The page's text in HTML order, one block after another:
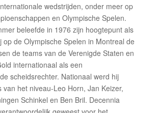
wedstrijden, onder meer op
en Olympische Spelen.
beleefde in 1976 zijn hoogtepunt als
op de Olympische Spelen in Montreal de
de teams van de Verenigde Staten en
internationaal als een
scheidsrechter. Nationaal werd hij
van het niveau-Leo Horn, Jan Keizer,
Schinkel en Ben Bril. Decennia